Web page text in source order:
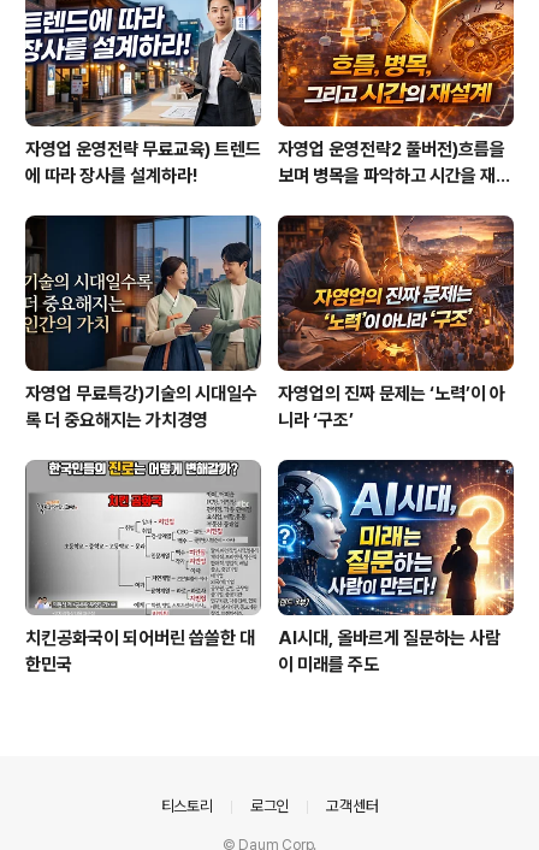
자영업 운영전략 무료교육) 트렌드
에 따라 장사를 설계하라!
자영업 운영전략2 풀버전)흐름을
보며 병목을 파악하고 시간을 재설
자영업 무료특강)기술의 시대일수
록 더 중요해지는 가치경영
자영업의 진짜 문제는 ‘노력’이 아
니라 ‘구조’
치킨공화국이 되어버린 씁쓸한 대
한민국
AI시대, 올바르게 질문하는 사람
이 미래를 주도
티스토리 로그인 고객센터
© Daum Corp.